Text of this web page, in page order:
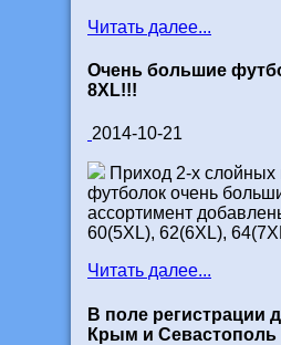
Читать далее...
Очень большие
8XL!!!
2014-10-21
Приход 2-х слойных
футболок очень
ассортимент
60(5XL), 62(6XL),
Читать далее...
В поле регистрации
Крым и Севастополь